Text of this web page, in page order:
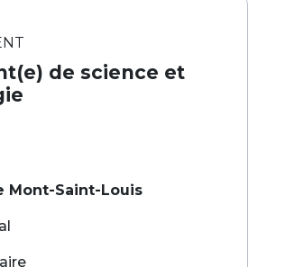
de science et
Mont-Saint-Louis